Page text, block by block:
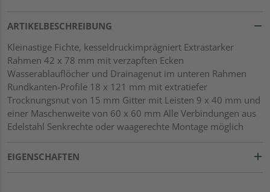
ARTIKELBESCHREIBUNG
Kleinastige Fichte, kesseldruckimprägniert Extrastarker
Rahmen 42 x 78 mm mit verzapften Ecken
Wasserablauflöcher und Drainagenut im unteren Rahmen
Rundkanten-Profile 18 x 121 mm mit extratiefer
Trocknungsnut von 15 mm Gitter mit Leisten 9 x 40 mm und
einer Maschenweite von 60 x 60 mm Alle Verbindungen aus
Edelstahl Senkrechte oder waagerechte Montage möglich
EIGENSCHAFTEN